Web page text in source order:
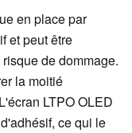
en place par
et peut être
de dommage.
la moitié
LTPO OLED
ce qui le